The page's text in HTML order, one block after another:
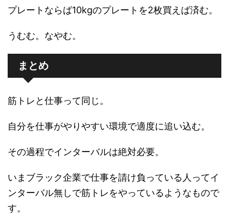
プレートならば10kgのプレートを2枚買えば済む。
うむむ。なやむ。
まとめ
筋トレと仕事って同じ。
自分を仕事がやりやすい環境で適度に追い込む。
その過程でインターバルは絶対必要。
いまブラック企業で仕事を請け負っている人ってイ
ンターバル無しで筋トレをやっているようなもので
す。